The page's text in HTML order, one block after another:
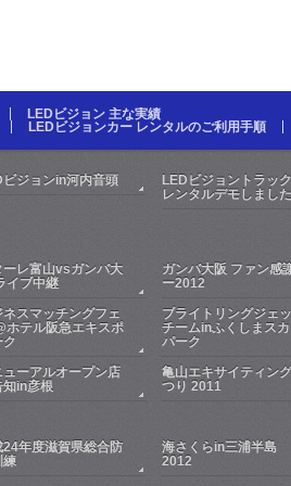
LEDビジョン 主な実績
LEDビジョンカー レンタルのご利用手順
ビジョンin河内音頭
LEDビジョントラッ
レンタルデモしました
ーレ富山vsガンバ大
イブ中継
ガンバ大阪 ファン感
ー2012
ネスマッチングフェ
ホテル阪急エキスポ
ク
ブライトリングジェ
チームinふくしまス
パーク
ューアルオープン店
知in彦根
亀山エキサイティン
つり 2011
24年度滋賀県総合防
練
海さくらin三浦半島
2012